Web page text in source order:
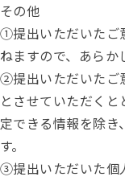
その他
①提出いただいたご
ねますので、あらか
②提出いただいたご
とさせていただく
定できる情報を除
す。
③提出いただいた個